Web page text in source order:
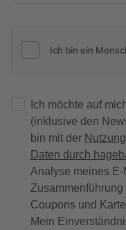
Ich möchte auf
(inklusive den
bin mit der
Daten durch
Analyse meines
Coupons und
Mein